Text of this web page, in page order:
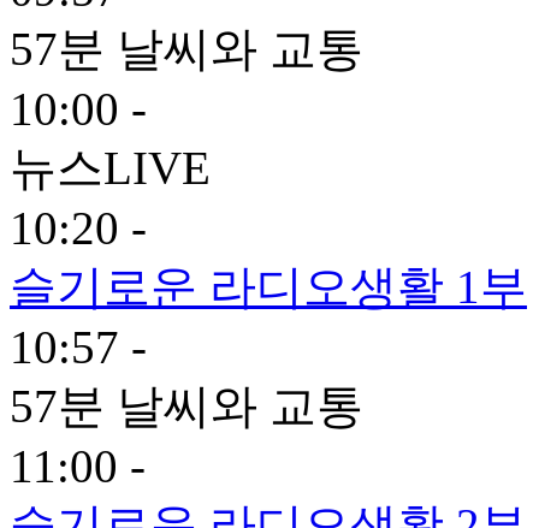
57분 날씨와 교통
10:00 -
뉴스LIVE
10:20 -
슬기로운 라디오생활 1부
10:57 -
57분 날씨와 교통
11:00 -